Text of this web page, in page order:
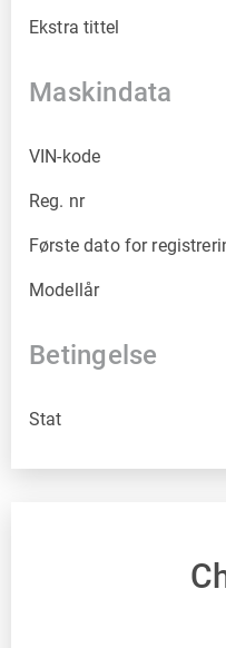
Ekstra tittel
Maskindata
VIN-kode
Reg. nr
Første dato for
Modellår
Betingelse
Stat